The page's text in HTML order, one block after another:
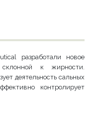
разработали новое
к жирности.
деятельность сальных
контролирует